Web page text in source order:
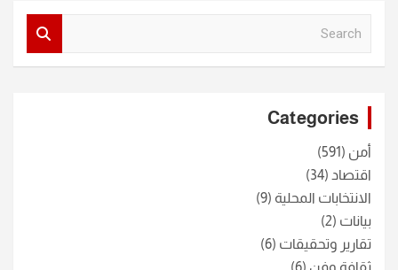
Categories
أمن (591)
اقتصاد (34)
الانتخابات المحلية (9)
بيانات (2)
تقارير وتحقيقات (6)
ثقافة وفن (6)